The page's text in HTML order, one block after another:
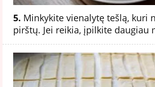
5. Minkykite vienalytę tešlą, kuri
pirštų. Jei reikia, įpilkite daugiau